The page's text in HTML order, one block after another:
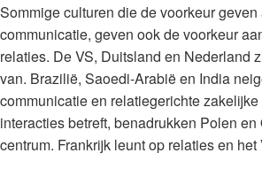
Sommige culturen die de voorkeur
communicatie, geven ook de voorkeur
relaties. De VS, Duitsland en Nederland
van. Brazilië, Saoedi-Arabië en India
communicatie en relatiegerichte
interacties betreft, benadrukken Polen en
centrum. Frankrijk leunt op relaties en